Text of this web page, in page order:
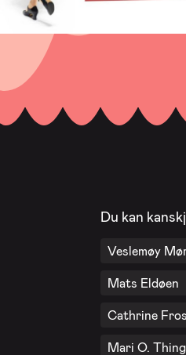
Du kan
Veslemøy
Mats Eldøen
Cathrine
Mari O.